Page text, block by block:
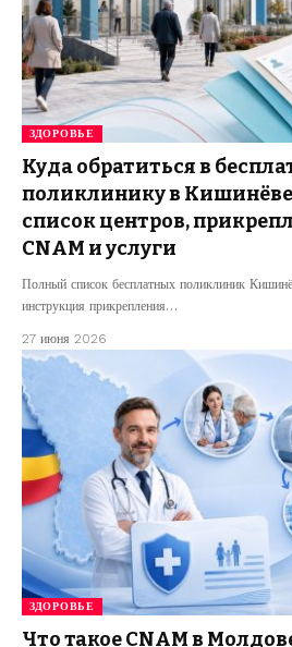
ЗДОРОВЬЕ
Куда обратиться в
поликлинику в Кишинёве
список центров,
CNAM и услуги
Полный список бесплатных поликлиник
инструкция прикрепления…
27 июня 2026
ЗДОРОВЬЕ
Что такое CNAM в